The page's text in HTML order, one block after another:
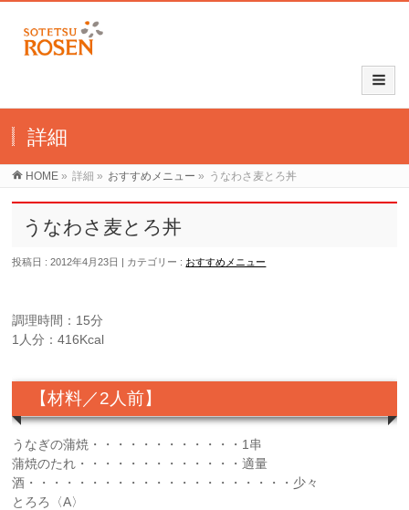
詳細
HOME » 詳細 » おすすめメニュー » うなわさ麦とろ丼
うなわさ麦とろ丼
投稿日 : 2012年4月23日 カテゴリー : おすすめメニュー
調理時間：15分
1人分：416Kcal
【材料／2人前】
うなぎの蒲焼・・・・・・・・・・・・1串
蒲焼のたれ・・・・・・・・・・・・・適量
酒・・・・・・・・・・・・・・・・・・・・・少々
とろろ〈A〉